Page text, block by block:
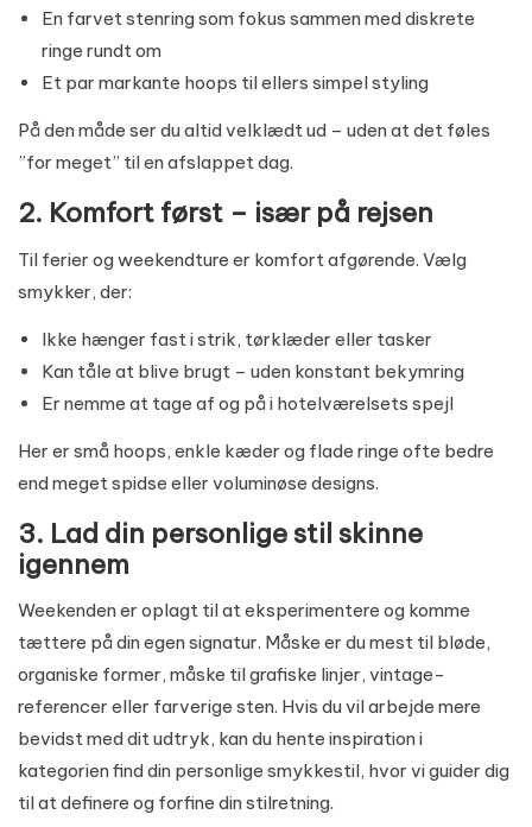
En farvet stenring som fokus sammen med diskrete
ringe rundt om
Et par markante hoops til ellers simpel styling
På den måde ser du altid velklædt ud – uden at det føles
”for meget” til en afslappet dag.
2. Komfort først – især på rejsen
Til ferier og weekendture er komfort afgørende. Vælg
smykker, der:
Ikke hænger fast i strik, tørklæder eller tasker
Kan tåle at blive brugt – uden konstant bekymring
Er nemme at tage af og på i hotelværelsets spejl
Her er små hoops, enkle kæder og flade ringe ofte bedre
end meget spidse eller voluminøse designs.
3. Lad din personlige stil skinne
igennem
Weekenden er oplagt til at eksperimentere og komme
tættere på din egen signatur. Måske er du mest til bløde,
organiske former, måske til grafiske linjer, vintage-
referencer eller farverige sten. Hvis du vil arbejde mere
bevidst med dit udtryk, kan du hente inspiration i
kategorienfind din personlige smykkestil, hvor vi guider dig
til at definere og forfine din stilretning.